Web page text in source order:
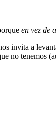
en vez de
invita a
no tenemos